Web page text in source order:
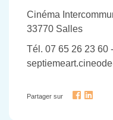
Cinéma
33770 Salles
Tél. 07 65 26 23 60 -
Partager sur